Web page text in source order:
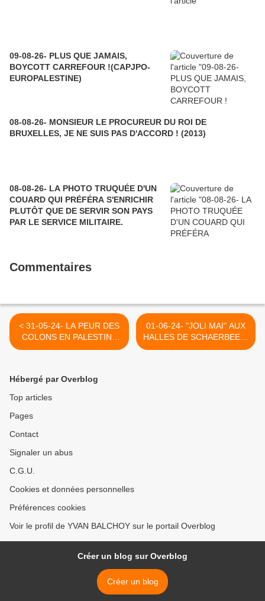
09-08-26- PLUS QUE JAMAIS,
BOYCOTT CARREFOUR !(CAPJPO-
EUROPALESTINE)
08-08-26- MONSIEUR LE PROCUREUR DU ROI DE
BRUXELLES, JE NE SUIS PAS D'ACCORD ! (2013)
08-08-26- LA PHOTO TRUQUÉE D'UN
COUARD QUI PRÉFÉRA S'ENRICHIR
PLUTÔT QUE DE SERVIR SON PAYS
PAR LE SERVICE MILITAIRE.
Commentaires
< 31-05-24- LA PEUR DES
COLONS EN PALESTINE
OCCUPEE
01-06-24- "JOLI MAI" AUX
HALLES DE SCHAERBEEK"
>
Hébergé par Overblog
Top articles
Pages
Contact
Signaler un abus
C.G.U.
Cookies et données personnelles
Préférences cookies
Voir le profil de YVAN BALCHOY sur le portail Overblog
Créer un blog sur Overblog
Créer un blog